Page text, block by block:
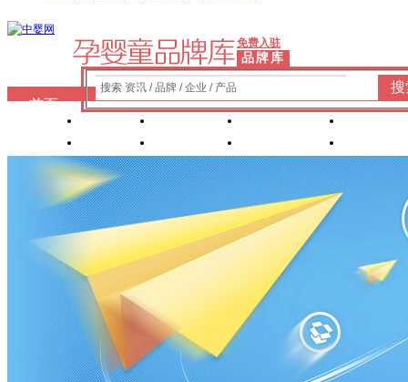
免费入驻
品牌库
搜索 资讯 / 品牌 / 企业 / 产品
搜
首页